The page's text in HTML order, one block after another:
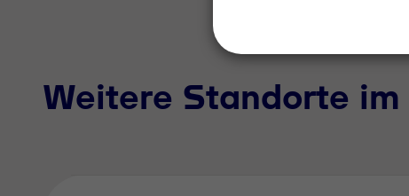
Weitere Standorte im